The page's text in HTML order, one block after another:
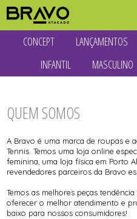
CONCEPT
BABY LOOKS E REGATAS
BERMUDAS E SHORTS
LANÇAMENTOS
BABY LOOKS E REGATAS
CAMISETAS
FEMININO
LEGGINGS E CALÇAS
TOPS
VESTIDOS
BOLINHAS
BOLSAS E MOCHILAS
PARA CABELO
RAQUETEIRAS
TOALHAS
BABY LOOKS E REGATAS
CAMISETAS E REGATAS
CROPPEDS
FEMININO
MACACÕES
SHORTS E SHORTS SAIAS
TOPS
VESTIDOS
INFANTIL
TODOS DE INFANTIL
CAMISETAS E REGATAS
CONJUNTOS
SHORTS E SHORTS SAIAS
VESTIDOS
MASCULINO
TODOS DE MASCULINO
CASACOS E JAQUETAS
UNDERWEAR
TODOS DE UNISSEX
TODOS DE OUTLET
CAMISETAS E REGATAS
CROPPEDS
QUEM SOMOS
A Bravo é uma marca de roupas e
Tennis. Temos uma loja online
feminina, uma loja física em Porto
revendedores parceiros da Bravo
Temos as melhores peças
oferecer o melhor atendimento e
baixo para nossos consumidores!